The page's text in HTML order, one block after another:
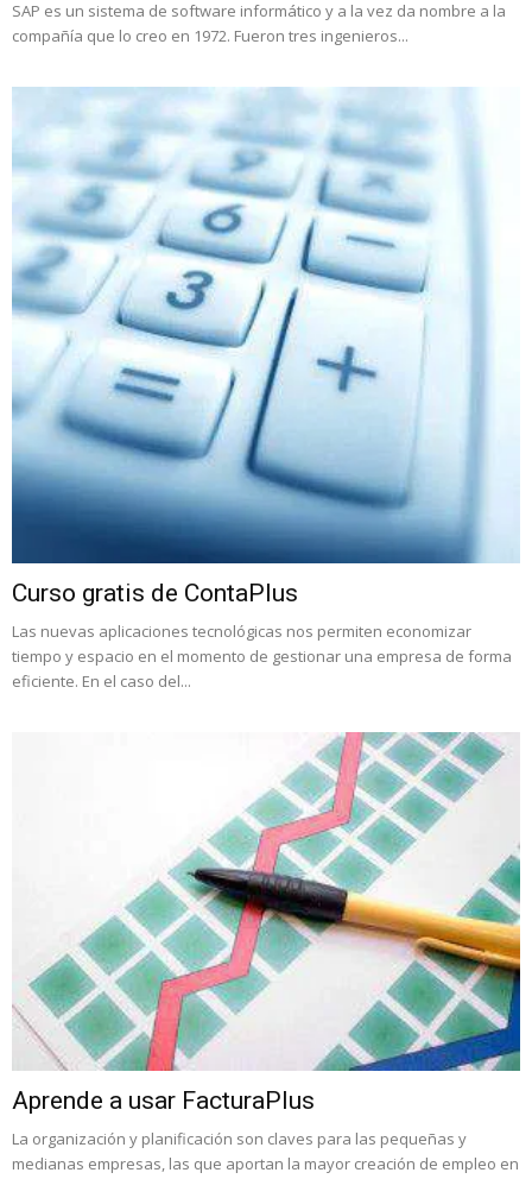
SAP es un sistema de software informático y a la vez da nombre a la
compañía que lo creo en 1972. Fueron tres ingenieros...
Curso gratis de ContaPlus
Las nuevas aplicaciones tecnológicas nos permiten economizar
tiempo y espacio en el momento de gestionar una empresa de forma
eficiente. En el caso del...
Aprende a usar FacturaPlus
La organización y planificación son claves para las pequeñas y
medianas empresas, las que aportan la mayor creación de empleo en